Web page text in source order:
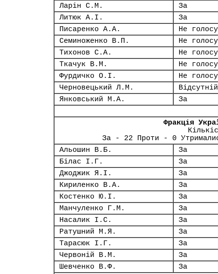
Ларін С.М.
За
Литюк А.І.
За
Писаренко А.А.
Не
Семиноженко В.П.
Не
Тихонов С.А.
Не
Ткачук В.М.
Не
Фурдичко О.І.
Не
Черновецький Л.М.
Відсутній
Янковський М.А.
За
Фракція
За - 22 Проти - 0
Альошин В.Б.
За
Білас І.Г.
За
Джоджик Я.І.
За
Кириленко В.А.
За
Костенко Ю.І.
За
Манчуленко Г.М.
За
Насалик І.С.
За
Ратушний М.Я.
За
Тарасюк І.Г.
За
Червоній В.М.
За
Шевченко В.Ф.
За